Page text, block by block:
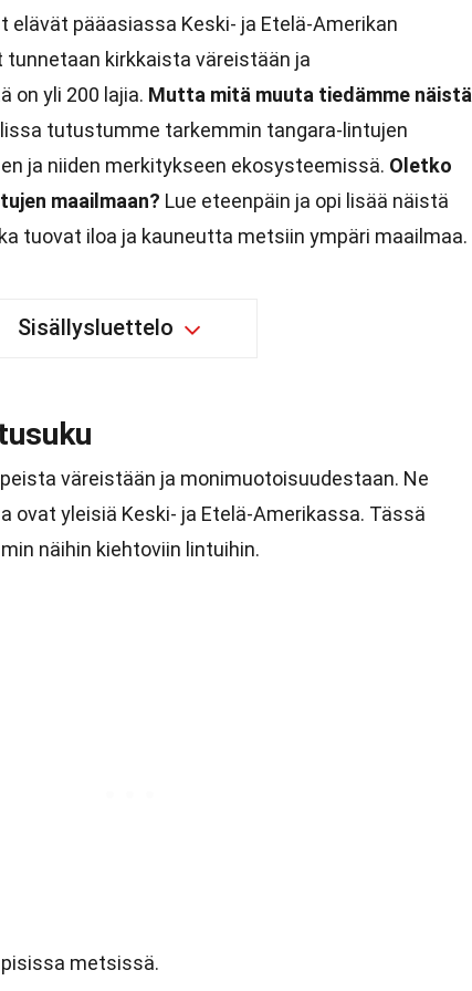
pääasiassa Keski- ja Etelä-Amerikan
kirkkaista väreistään ja
on yli 200 lajia. Mutta mitä muuta tiedämme näistä
tutustumme tarkemmin tangara-lintujen
ja niiden merkitykseen ekosysteemissä. Oletko
maailmaan? Lue eteenpäin ja opi lisää näistä
tuovat iloa ja kauneutta metsiin ympäri maailmaa.
Sisällysluettelo
väreistään ja monimuotoisuudestaan. Ne
ovat yleisiä Keski- ja Etelä-Amerikassa. Tässä
näihin kiehtoviin lintuihin.
metsissä.